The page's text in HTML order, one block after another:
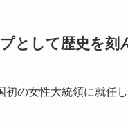
として歴史を刻
の女性大統領に就任